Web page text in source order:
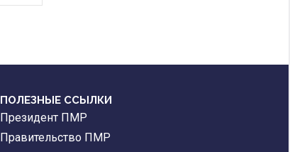
ПОЛЕЗНЫЕ ССЫЛКИ
Президент ПМР
Правительство ПМР